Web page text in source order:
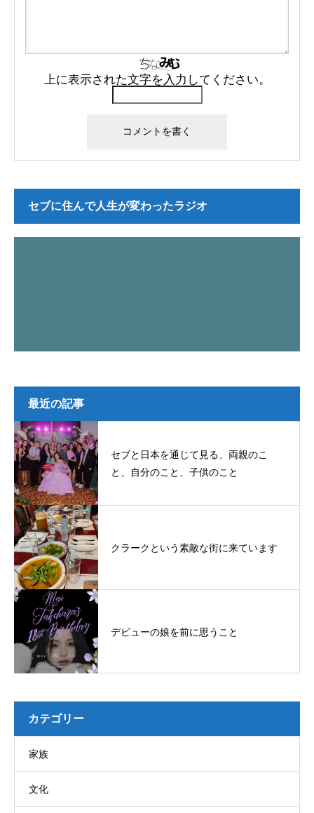
上に表示された文字を入力してください。
セブに住んで人生が変わったラジオ
最近の記事
セブと日本を通じて見る、両親のこ
と、自分のこと、子供のこと
クラークという素敵な街に来ています
デビューの娘を前に思うこと
カテゴリー
家族
文化